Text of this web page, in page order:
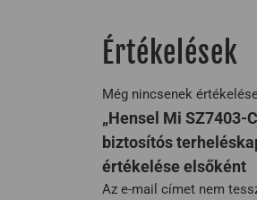
Értékelések
Még nincsenek
„Hensel Mi
biztosítós
értékelése elsőként
Az e-mail címet nem